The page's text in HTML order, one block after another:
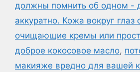
должны помнить об одном -
аккуратно. Кожа вокруг глаз
очищающие кремы или
доброе кокосовое масло,
макияже вредно для вашей